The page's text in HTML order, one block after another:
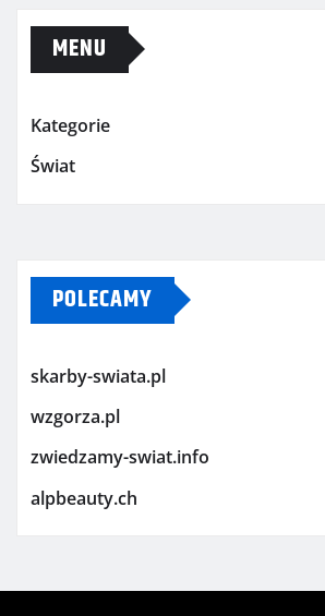
MENU
Kategorie
Świat
POLECAMY
skarby-swiata.pl
wzgorza.pl
zwiedzamy-swiat.info
alpbeauty.ch